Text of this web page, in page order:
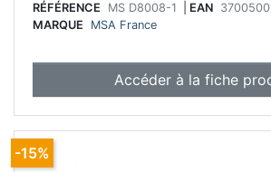
RÉFÉRENCE MS D8008-1 EAN
MARQUE
MSA France
Accéder à la fiche
-15%